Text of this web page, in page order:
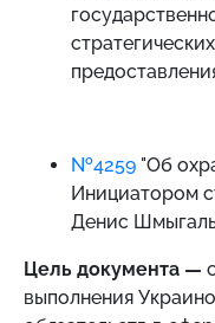
№4259 "Об
Инициатором
Денис
Цель документа —
выполнения